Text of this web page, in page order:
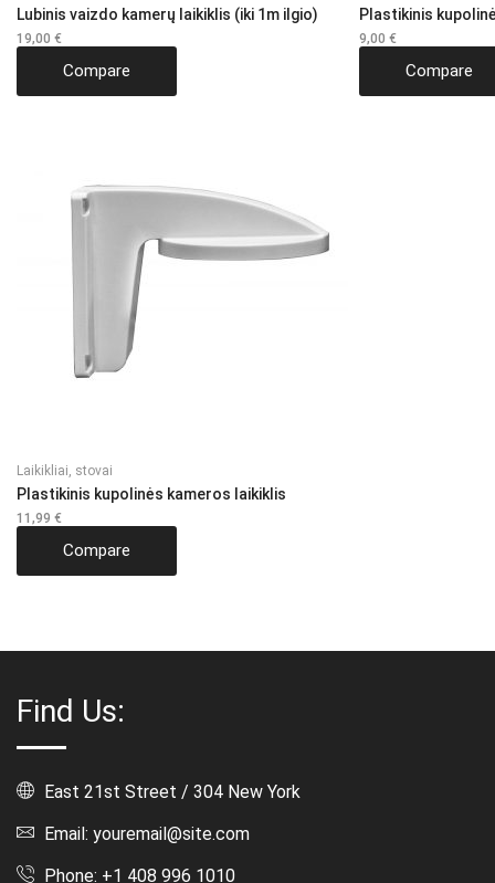
Lubinis vaizdo kamerų laikiklis (iki 1m ilgio)
19,00 €
Compare
Plastikinis
9,00 €
Compare
Laikikliai, stovai
Plastikinis kupolinės kameros laikiklis
11,99 €
Compare
Find Us:
East 21st Street / 304 New York
Email: youremail@site.com
Phone: +1 408 996 1010